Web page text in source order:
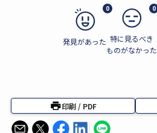
0
発見があった
0
特に見るべき
ものがなかった
印刷 / PDF